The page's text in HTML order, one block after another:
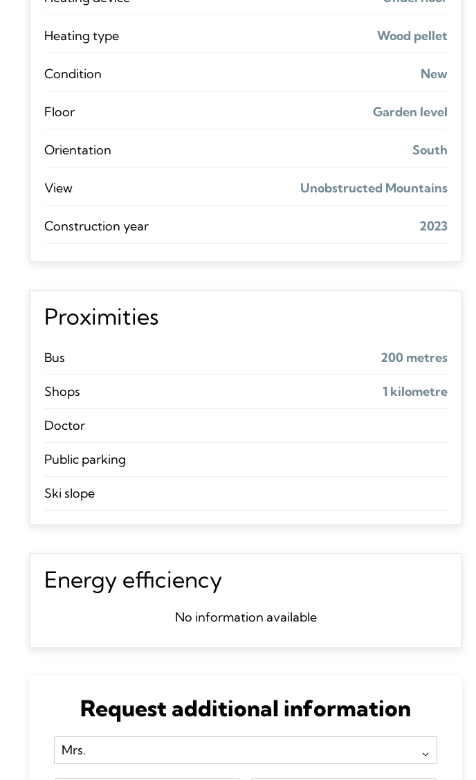
Heating type Wood pellet
Condition New
Floor Garden level
Orientation South
View Unobstructed Mountains
Construction year 2023
Proximities
Bus 200 metres
Shops 1 kilometre
Doctor
Public parking
Ski slope
Energy efficiency
No information available
Request additional information